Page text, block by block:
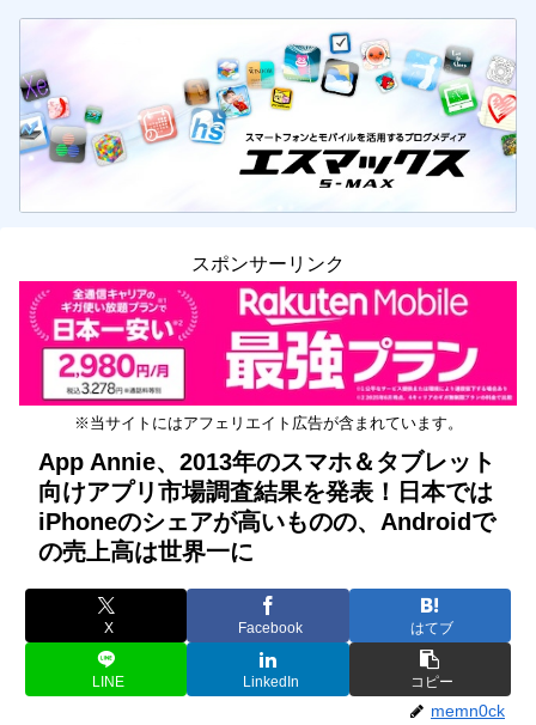
スポンサーリンク
※当サイトにはアフェリエイト広告が含まれています。
App Annie、2013年のスマホ＆タブレット
向けアプリ市場調査結果を発表！日本では
iPhoneのシェアが高いものの、Androidで
の売上高は世界一に
X Facebook はてブ
LINE LinkedIn コピー
memn0ck